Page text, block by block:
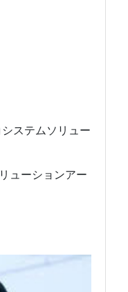
ステムソリュー
ューションアー